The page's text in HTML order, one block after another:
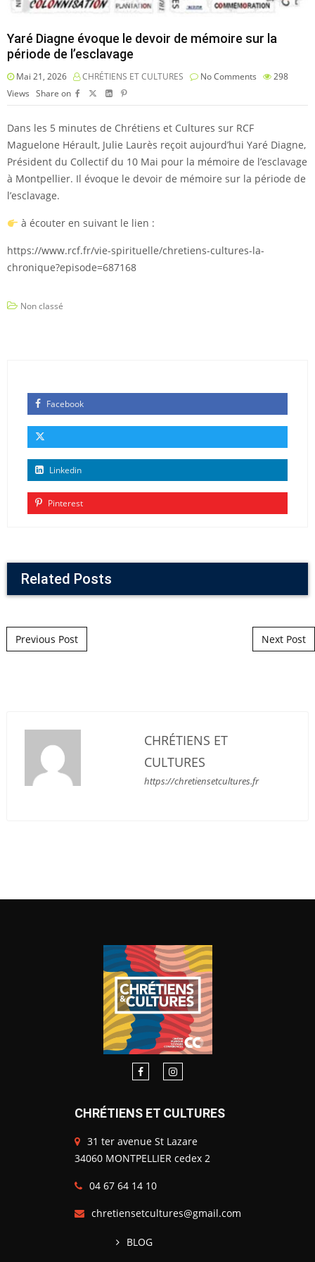
Yaré Diagne évoque le devoir de mémoire sur la
période de l’esclavage
Mai 21, 2026 CHRÉTIENS ET CULTURES No Comments
298
Views Share on
Dans les 5 minutes de Chrétiens et Cultures sur RCF
Maguelone Hérault, Julie Laurès reçoit aujourd’hui Yaré Diagne,
Président du Collectif du 10 Mai pour la mémoire de l’esclavage
à Montpellier. Il évoque le devoir de mémoire sur la période de
l’esclavage.
à écouter en suivant le lien :
https://www.rcf.fr/vie-spirituelle/chretiens-cultures-la-
chronique?episode=687168
Non classé
Facebook
Linkedin
Pinterest
Related Posts
Post navigation
Previous Post Next Post
CHRÉTIENS ET
CULTURES
https://chretiensetcultures.fr
CHRÉTIENS ET CULTURES
31 ter avenue St Lazare
34060 MONTPELLIER cedex 2
04 67 64 14 10
chretiensetcultures@gmail.com
BLOG